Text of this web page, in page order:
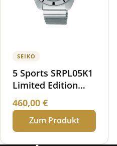
SEIKO
5 Sports SRPL05K1
Limited Edition
1968 Recreation
460,00 €
Zum Produkt